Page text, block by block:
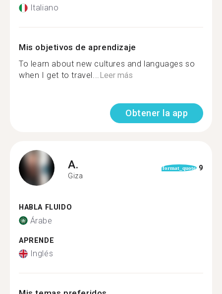
Italiano
Mis objetivos de aprendizaje
To learn about new cultures and languages so
when I get to travel...Leer más
Obtener la app
A.
Giza
format_quote 9
HABLA FLUIDO
Árabe
APRENDE
Inglés